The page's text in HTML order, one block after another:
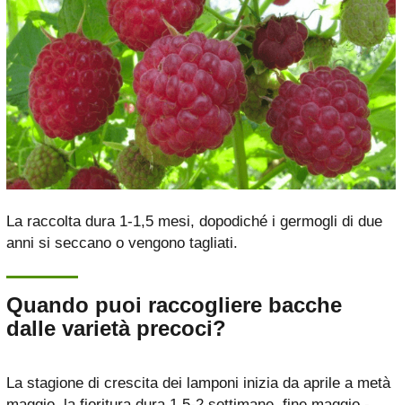
La raccolta dura 1-1,5 mesi, dopodiché i germogli di due
anni si seccano o vengono tagliati.
Quando puoi raccogliere bacche
dalle varietà precoci?
La stagione di crescita dei lamponi inizia da aprile a metà